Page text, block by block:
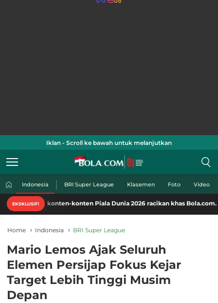
Iklan - Scroll ke bawah untuk melanjutkan
Indonesia BRI Super League Klasemen Foto Video
EKSKLUSIF!
konten Piala Dunia 2026 racikan khas Bola.com. Klik di sini!
Home Indonesia BRI Super League
Mario Lemos Ajak Seluruh
Elemen Persijap Fokus Kejar
Target Lebih Tinggi Musim
Depan